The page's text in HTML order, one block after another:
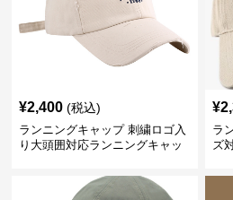
¥2,400 (税込)
ランニングキャップ 刺繍ロゴ入
り大頭囲対応ランニングキャッ
¥
ラ
ズ